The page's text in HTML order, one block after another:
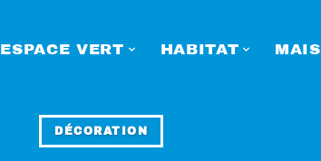
ESPACE VERT HABITAT
DÉCORATION